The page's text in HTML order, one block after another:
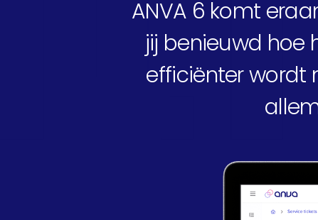
ANVA 6 komt
jij benieuwd hoe
efficiënter wordt